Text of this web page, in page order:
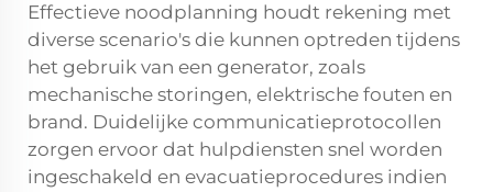
Effectieve noodplanning houdt rekening met
diverse scenario's die kunnen optreden tijdens
het gebruik van een generator, zoals
mechanische storingen, elektrische fouten en
brand. Duidelijke communicatieprotocollen
zorgen ervoor dat hulpdiensten snel worden
ingeschakeld en evacuatieprocedures indien